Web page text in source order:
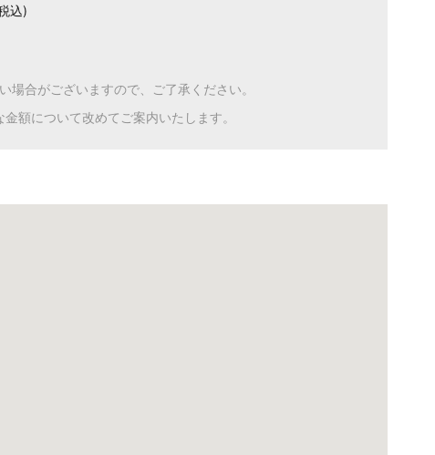
込)
合がございますので、ご了承ください。
額について改めてご案内いたします。